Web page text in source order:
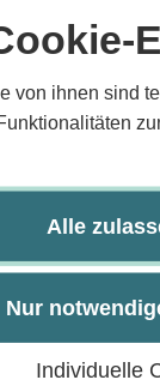
von ihnen sind
Alle
Nur
Individuelle